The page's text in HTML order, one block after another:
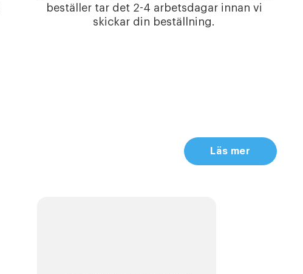
beställer tar det 2-4 arbetsdagar innan vi
skickar din beställning.
Läs mer